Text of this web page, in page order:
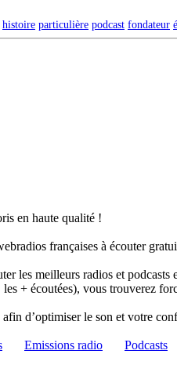
histoire particulière podcast fondateur
en haute qualité !
françaises à écouter
les meilleurs radios et podcasts
+ écoutées), vous trouverez
d’optimiser le son et votre
Emissions radio Podcasts